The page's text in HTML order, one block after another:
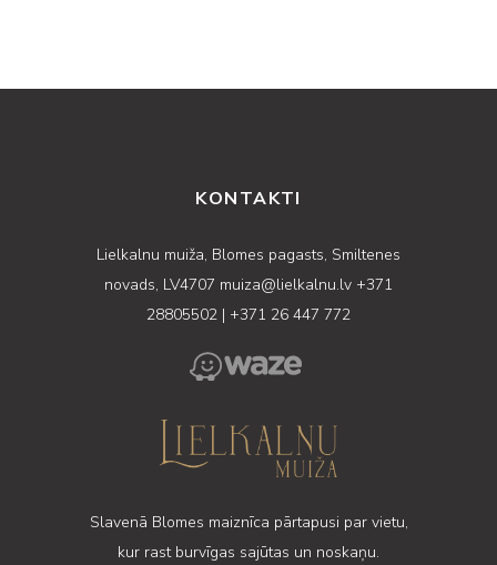
KONTAKTI
Lielkalnu muiža, Blomes pagasts, Smiltenes
novads, LV4707 muiza@lielkalnu.lv +371
28805502 | +371 26 447 772
Slavenā Blomes maiznīca pārtapusi par vietu,
kur rast burvīgas sajūtas un noskaņu.